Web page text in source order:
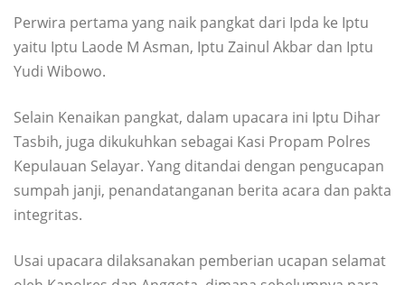
Perwira pertama yang naik pangkat dari Ipda ke Iptu
yaitu Iptu Laode M Asman, Iptu Zainul Akbar dan Iptu
Yudi Wibowo.
Selain Kenaikan pangkat, dalam upacara ini Iptu Dihar
Tasbih, juga dikukuhkan sebagai Kasi Propam Polres
Kepulauan Selayar. Yang ditandai dengan pengucapan
sumpah janji, penandatanganan berita acara dan pakta
integritas.
Usai upacara dilaksanakan pemberian ucapan selamat